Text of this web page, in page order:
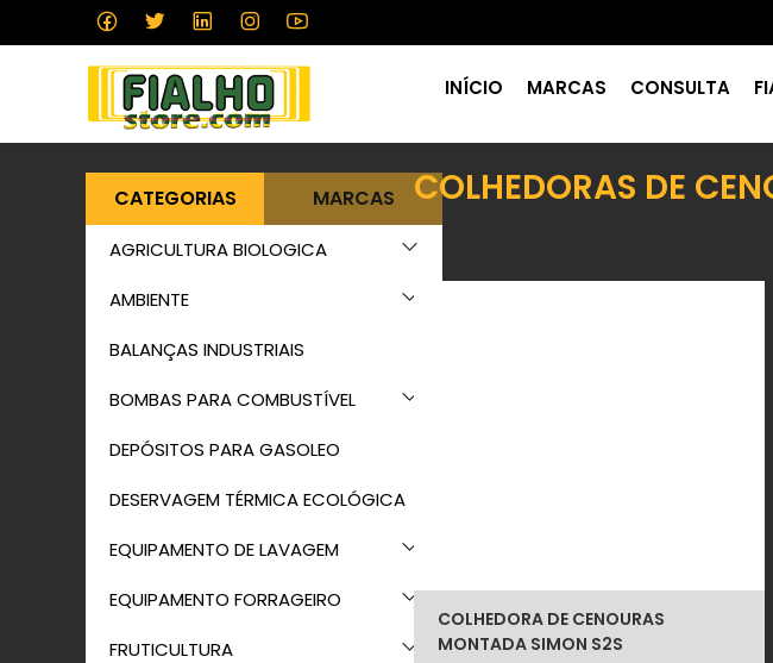
INÍCIO MARCAS CONSULTA
CATEGORIAS MARCAS
AGRICULTURA BIOLOGICA
AMBIENTE
BALANÇAS INDUSTRIAIS
BOMBAS PARA COMBUSTÍVEL
DEPÓSITOS PARA GASOLEO
DESERVAGEM TÉRMICA ECOLÓGICA
EQUIPAMENTO DE LAVAGEM
EQUIPAMENTO FORRAGEIRO
FRUTICULTURA
COLHEDORAS DE
COLHEDORA DE CENOURAS
MONTADA SIMON S2S